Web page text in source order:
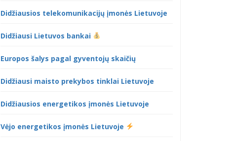
Didžiausios telekomunikacijų įmonės Lietuvoje
Didžiausi Lietuvos bankai
Europos šalys pagal gyventojų skaičių
Didžiausi maisto prekybos tinklai Lietuvoje
Didžiausios energetikos įmonės Lietuvoje
Vėjo energetikos įmonės Lietuvoje